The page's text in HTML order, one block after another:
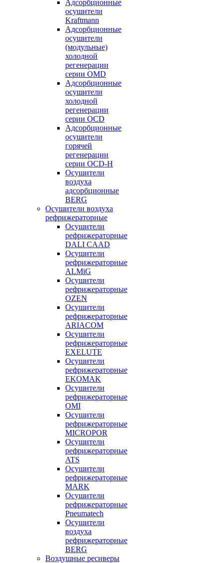
Адсорбционные
осушители
Kraftmann
Адсорбционные
осушители
(модульные)
холодной
регенерации
серии OMD
Адсорбционные
осушители
холодной
регенерации
серии OCD
Адсорбционные
осушители
горячей
регенерации
серии OСD-H
Осушители
воздуха
адсорбционные
BERG
Осушители воздуха
рефрижераторные
Осушители
рефрижераторные
DALI CAAD
Осушители
рефрижераторные
ALMiG
Осушители
рефрижераторные
OZEN
Осушители
рефрижераторные
ARIACOM
Осушители
рефрижераторные
EXELUTE
Осушители
рефрижераторные
EKOMAK
Осушители
рефрижераторные
OMI
Осушители
рефрижераторные
MICROPOR
Осушители
рефрижераторные
ATS
Осушители
рефрижераторные
MARK
Осушители
рефрижераторные
Pneumatech
Осушители
воздуха
рефрижераторные
BERG
Воздушные ресиверы